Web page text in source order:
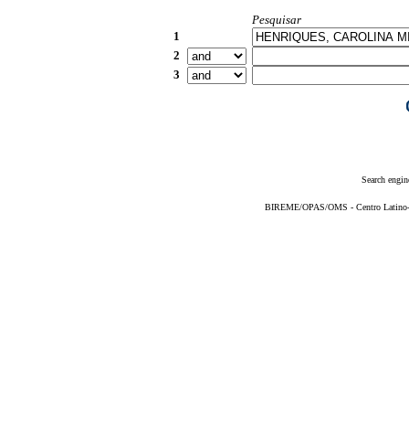
Pesquisar
1
2
3
Search
BIREME/OPAS/OMS - Centro Latino-